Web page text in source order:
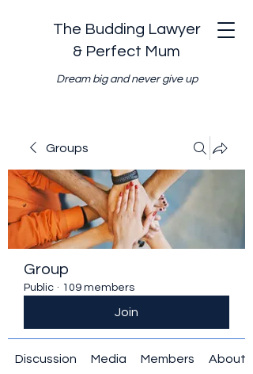
The Budding Lawyer
& Perfect Mum
Dream big and never give up
Groups
Group
Public · 109 members
Join
Discussion Media Members About